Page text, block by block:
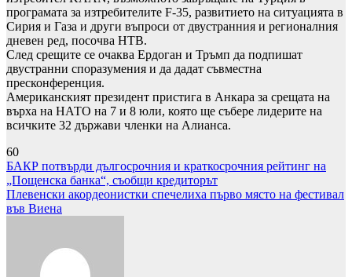
програмата за изтребителите F-35, развитието на ситуацията в
Сирия и Газа и други въпроси от двустранния и регионалния
дневен ред, посочва НТВ.
След срещите се очаква Ердоган и Тръмп да подпишат
двустранни споразумения и да дадат съвместна
пресконференция.
Американският президент пристига в Анкара за срещата на
върха на НАТО на 7 и 8 юли, която ще събере лидерите на
всичките 32 държави членки на Алианса.
60
Навигация
БАКР потвърди дългосрочния и краткосрочния рейтинг на
„Пощенска банка“, съобщи кредиторът
Плевенски акордeонистки спечелиха първо място на фестивал
във Виена